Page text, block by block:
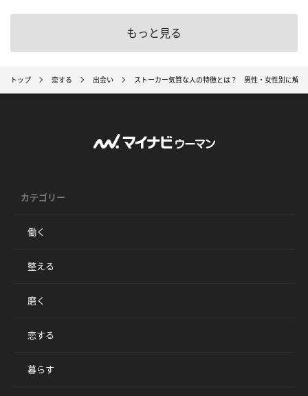
もっと見る
トップ 恋する 出会い ストーカー気質な人の特徴とは？ 男性・女性別に解説
カテゴリー
働く
整える
磨く
恋する
暮らす